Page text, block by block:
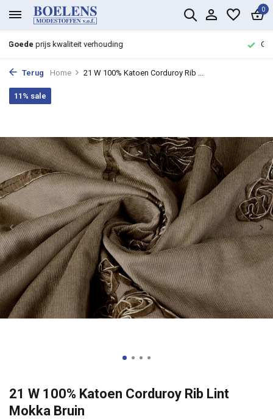
0
Groot assortiment met
Terug Home 21 W 100% Katoen Corduroy Rib ...
21 W 100% Katoen Corduroy Rib Lint
Mokka Bruin
11% sale